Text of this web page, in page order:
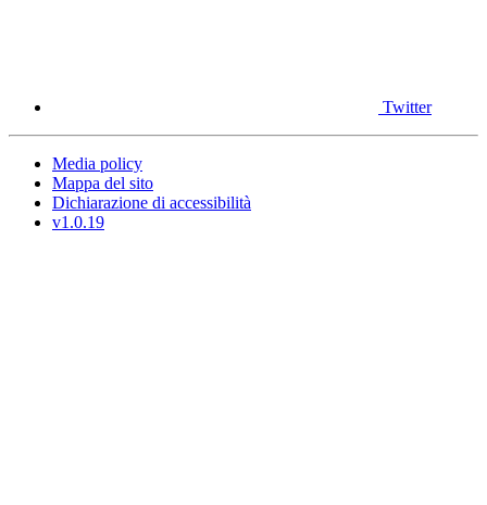
Twitter
Media policy
Mappa del sito
Dichiarazione di accessibilità
v1.0.19